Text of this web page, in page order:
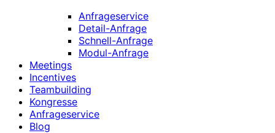
Anfrageservice
Detail-Anfrage
Schnell-Anfrage
Modul-Anfrage
Meetings
Incentives
Teambuilding
Kongresse
Anfrageservice
Blog